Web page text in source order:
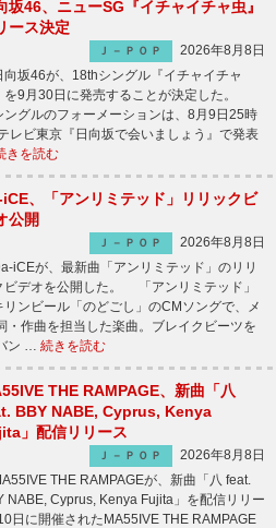
坂46、ニューSG『イチャイチャ虫』
ース決定
Ｊ－ＰＯＰ
2026年8月8日
坂46が、18thシングル『イチャイチャ
を9月30日に発売することが決定した。
ングルのフォーメーションは、8月9日25時
レビ東京『日向坂で会いましょう』で発表
きを読む
iCE、「アンリミテッド」リリックビ
公開
Ｊ－ＰＯＰ
2026年8月8日
iCEが、最新曲「アンリミテッド」のリリ
ビデオを公開した。 「アンリミテッド」
リンビール「のどごし」のCMソングで、メ
・作曲を担当した楽曲。ブレイクビーツを
ン … 続きを読む
THE RAMPAGE、新曲「八
BBY NABE, Cyprus, Kenya
」配信リリース
Ｊ－ＰＯＰ
2026年8月8日
THE RAMPAGEが、新曲「八 feat.
NABE, Cyprus, Kenya Fujita」を配信リリー
に開催されたMA55IVE THE RAMPAGE